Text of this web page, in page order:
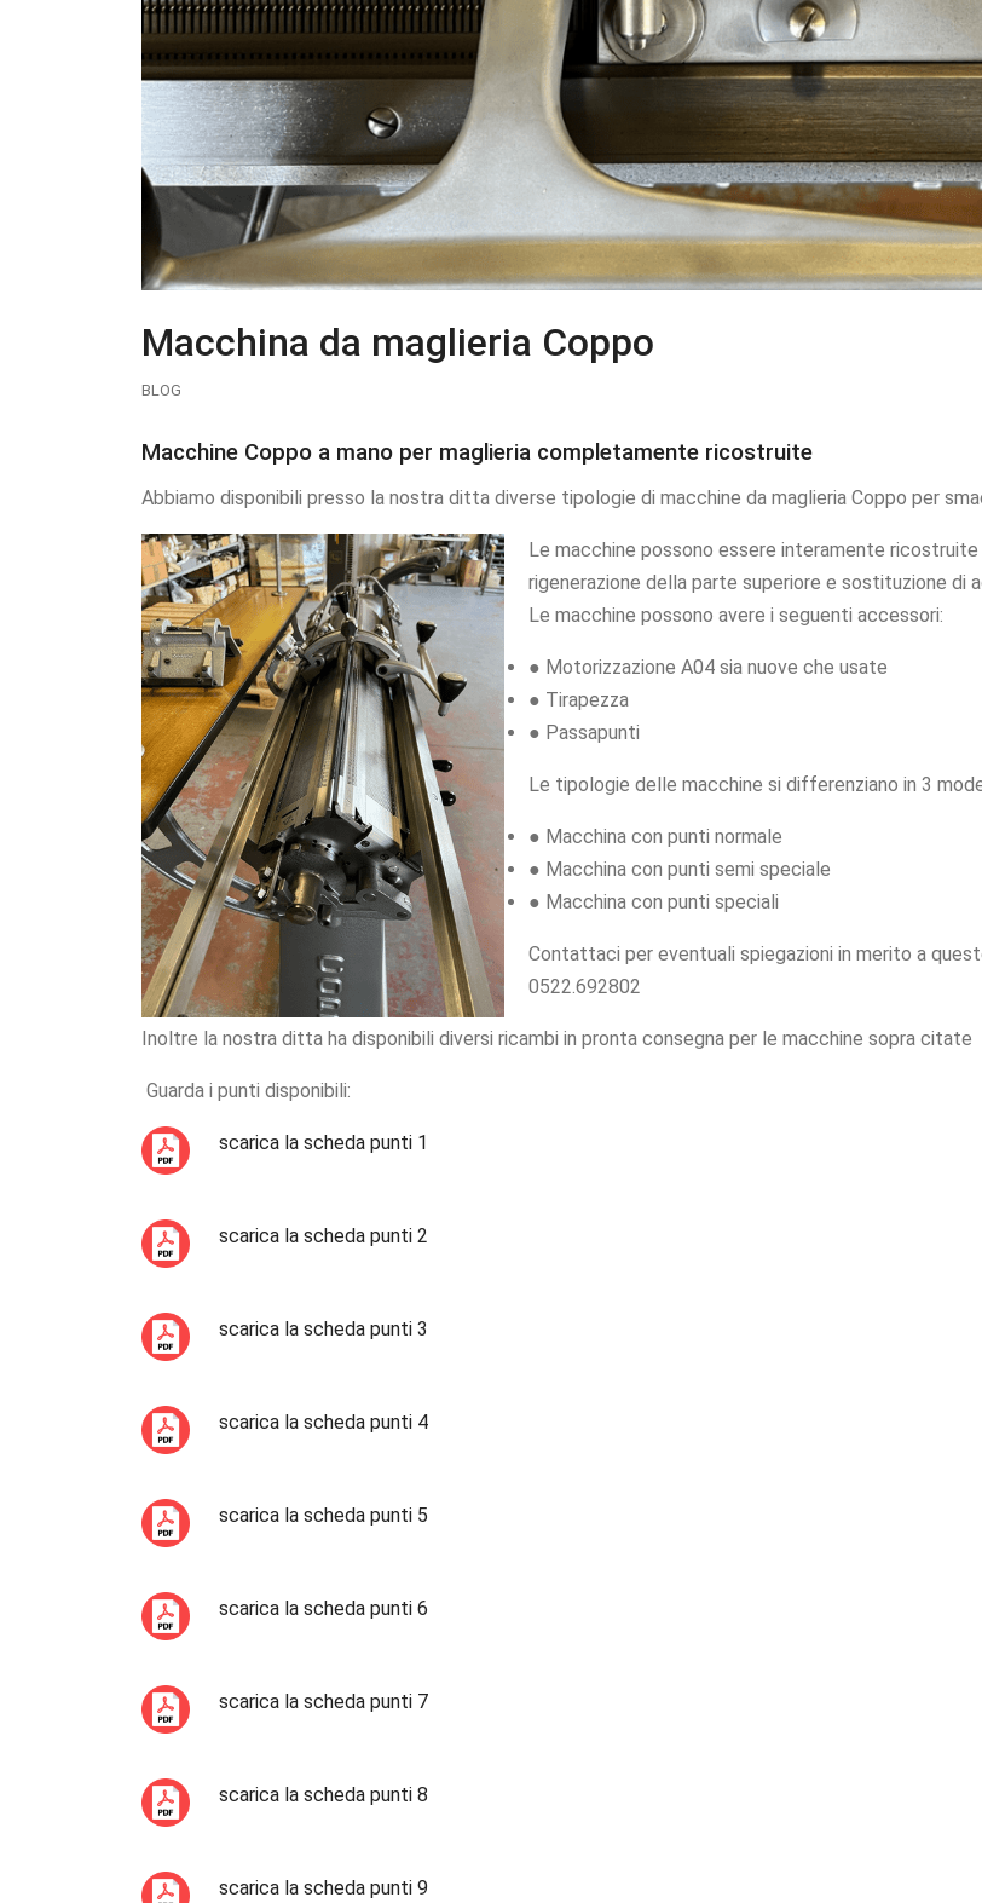
Macchina da maglieria Coppo
BLOG
Macchine Coppo a mano per maglieria completamente ricostruite
Abbiamo disponibili presso la nostra ditta diverse tipologie di macchine da maglieria Coppo per
Le macchine possono essere interamente
rigenerazione della parte superiore e sostituzione di
Le macchine possono avere i seguenti accessori:
● Motorizzazione A04 sia nuove che usate
● Tirapezza
● Passapunti
Le tipologie delle macchine si differenziano in 3
● Macchina con punti normale
● Macchina con punti semi speciale
● Macchina con punti speciali
Contattaci per eventuali spiegazioni in merito a
0522.692802
Inoltre la nostra ditta ha disponibili diversi ricambi in pronta consegna per le macchine sopra citate
Guarda i punti disponibili:
scarica la scheda punti 1
scarica la scheda punti 2
scarica la scheda punti 3
scarica la scheda punti 4
scarica la scheda punti 5
scarica la scheda punti 6
scarica la scheda punti 7
scarica la scheda punti 8
scarica la scheda punti 9